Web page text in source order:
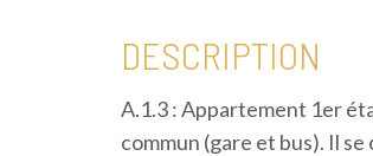
DESCRIPTION
A.1.3 : Appartement 1er
commun (gare et bus). Il